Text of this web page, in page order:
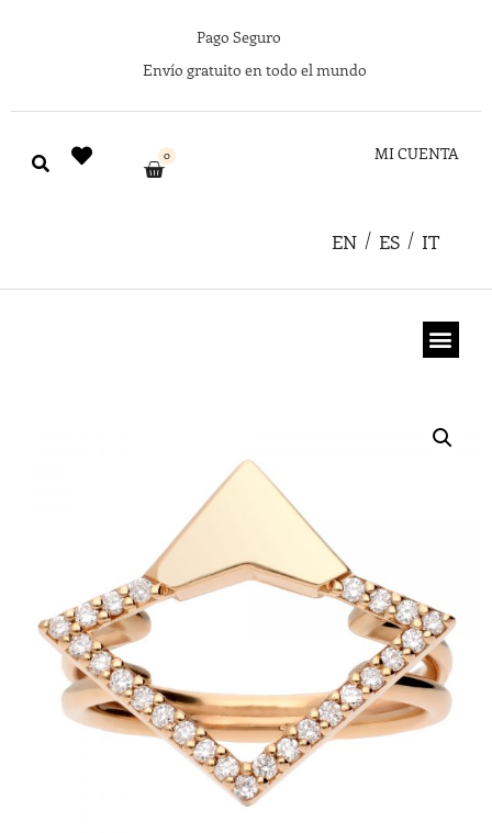
Pago Seguro
Envío gratuito en todo el mundo
0 MI CUENTA
EN ES IT